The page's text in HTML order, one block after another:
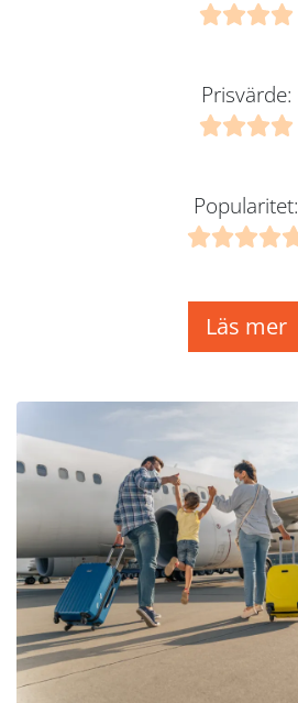
Prisvärde:
Popularitet:
Läs mer